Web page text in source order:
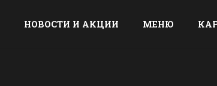
НОВОСТИ И АКЦИИ МЕНЮ